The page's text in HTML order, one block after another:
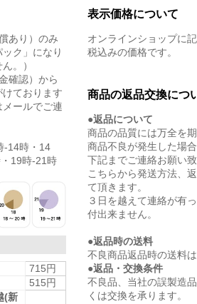
あり）のみ
ク」になり
。）
確認）から
ております
ールでご連
-14時・14
19時-21時
715円
515円
(新
表示価格について
オンラインショップに
税込みの価格です。
商品の返品交換につ
●返品について
商品の品質には万全を
商品不良が発生した場
下記までご連絡お願い致
こちらから発送方法、
て頂きます。
３日を越えて連絡が有
付出来ません。
●返品時の送料
不良商品返品時の送料は
●返品・交換条件
不良品、当社の誤製造
くは交換を承ります。